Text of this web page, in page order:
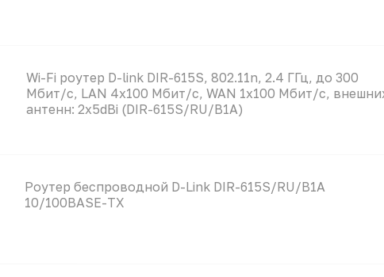
Wi-Fi роутер D-link DIR-615S, 802.11n, 2.4 ГГц, до 300
Мбит/с, LAN 4x100 Мбит/с, WAN 1x100 Мбит/с,
антенн: 2x5dBi (DIR-615S/RU/B1A)
Роутер беспроводной D-Link DIR-615S/RU/B1A
10/100BASE-TX